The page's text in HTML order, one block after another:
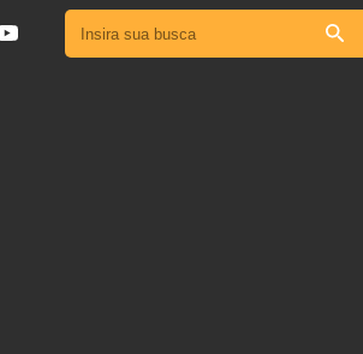
Ver todas as notícias